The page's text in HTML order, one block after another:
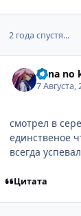
2 года спустя...
hana no
7 Августа,
смотрел в
единственое
всегда
Цитата